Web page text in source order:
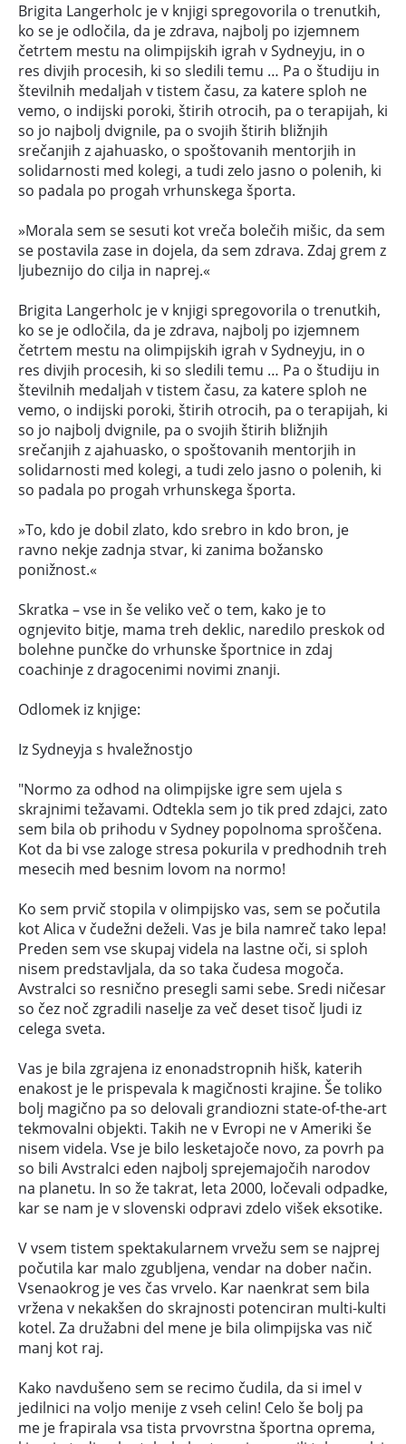
Brigita Langerholc je v knjigi spregovorila o trenutkih,
ko se je odločila, da je zdrava, najbolj po izjemnem
četrtem mestu na olimpijskih igrah v Sydneyju, in o
res divjih procesih, ki so sledili temu … Pa o študiju in
številnih medaljah v tistem času, za katere sploh ne
vemo, o indijski poroki, štirih otrocih, pa o terapijah, ki
so jo najbolj dvignile, pa o svojih štirih bližnjih
srečanjih z ajahuasko, o spoštovanih mentorjih in
solidarnosti med kolegi, a tudi zelo jasno o polenih, ki
so padala po progah vrhunskega športa.
»Morala sem se sesuti kot vreča bolečih mišic, da sem
se postavila zase in dojela, da sem zdrava. Zdaj grem z
ljubeznijo do cilja in naprej.«
Brigita Langerholc je v knjigi spregovorila o trenutkih,
ko se je odločila, da je zdrava, najbolj po izjemnem
četrtem mestu na olimpijskih igrah v Sydneyju, in o
res divjih procesih, ki so sledili temu … Pa o študiju in
številnih medaljah v tistem času, za katere sploh ne
vemo, o indijski poroki, štirih otrocih, pa o terapijah, ki
so jo najbolj dvignile, pa o svojih štirih bližnjih
srečanjih z ajahuasko, o spoštovanih mentorjih in
solidarnosti med kolegi, a tudi zelo jasno o polenih, ki
so padala po progah vrhunskega športa.
»To, kdo je dobil zlato, kdo srebro in kdo bron, je
ravno nekje zadnja stvar, ki zanima božansko
ponižnost.«
Skratka – vse in še veliko več o tem, kako je to
ognjevito bitje, mama treh deklic, naredilo preskok od
bolehne punčke do vrhunske športnice in zdaj
coachinje z dragocenimi novimi znanji.
Odlomek iz knjige:
Iz Sydneyja s hvaležnostjo
"Normo za odhod na olimpijske igre sem ujela s
skrajnimi težavami. Odtekla sem jo tik pred zdajci, zato
sem bila ob prihodu v Sydney popolnoma sproščena.
Kot da bi vse zaloge stresa pokurila v predhodnih treh
mesecih med besnim lovom na normo!
Ko sem prvič stopila v olimpijsko vas, sem se počutila
kot Alica v čudežni deželi. Vas je bila namreč tako lepa!
Preden sem vse skupaj videla na lastne oči, si sploh
nisem predstavljala, da so taka čudesa mogoča.
Avstralci so resnično presegli sami sebe. Sredi ničesar
so čez noč zgradili naselje za več deset tisoč ljudi iz
celega sveta.
Vas je bila zgrajena iz enonadstropnih hišk, katerih
enakost je le prispevala k magičnosti krajine. Še toliko
bolj magično pa so delovali grandiozni state-of-the-art
tekmovalni objekti. Takih ne v Evropi ne v Ameriki še
nisem videla. Vse je bilo lesketajoče novo, za povrh pa
so bili Avstralci eden najbolj sprejemajočih narodov
na planetu. In so že takrat, leta 2000, ločevali odpadke,
kar se nam je v slovenski odpravi zdelo višek eksotike.
V vsem tistem spektakularnem vrvežu sem se najprej
počutila kar malo zgubljena, vendar na dober način.
Vsenaokrog je ves čas vrvelo. Kar naenkrat sem bila
vržena v nekakšen do skrajnosti potenciran multi-kulti
kotel. Za družabni del mene je bila olimpijska vas nič
manj kot raj.
Kako navdušeno sem se recimo čudila, da si imel v
jedilnici na voljo menije z vseh celin! Celo še bolj pa
me je frapirala vsa tista prvovrstna športna oprema,